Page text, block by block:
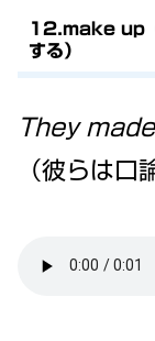
12.make up（
する）
They
（彼らは口